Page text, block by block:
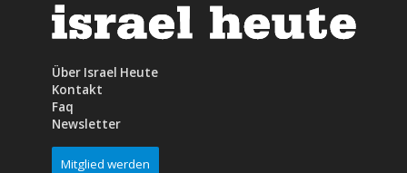
Über Israel Heute
Kontakt
Faq
Newsletter
Mitglied werden